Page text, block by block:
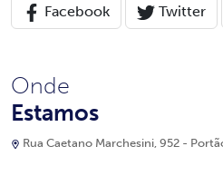
Facebook Twitter
Onde
Estamos
Rua Caetano Marchesini, 952 -